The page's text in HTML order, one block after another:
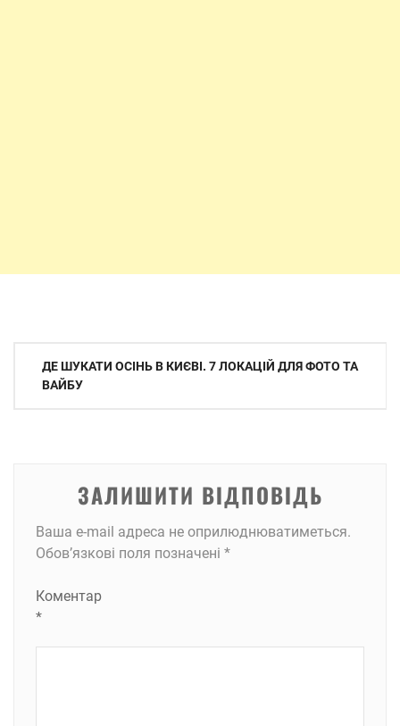
Навігація
записів
ДЕ ШУКАТИ ОСІНЬ В КИЄВІ. 7 ЛОКАЦІЙ ДЛЯ ФОТО ТА
ВАЙБУ
ЗАЛИШИТИ ВІДПОВІДЬ
Ваша e-mail адреса не оприлюднюватиметься.
Обов’язкові поля позначені *
Коментар
*